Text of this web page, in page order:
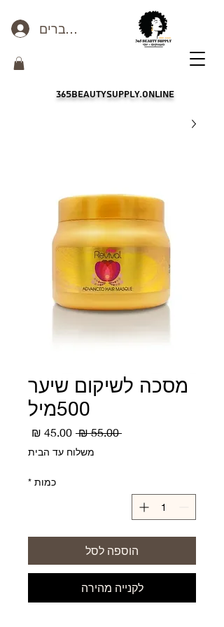
כניסה לחברים
365beautysupply.online
מסכה לשיקום שיער
500מיל
‏55.00 ‏₪
מחיר
רגיל
משלוח עד הבית
כמות *
הוספה לסל
לקנייה מהירה